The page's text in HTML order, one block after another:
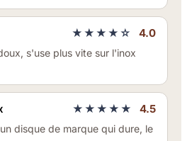
★★★★☆ 4.0
s'use plus vite sur l'inox
★★★★★ 4.5
disque de marque qui dure, le